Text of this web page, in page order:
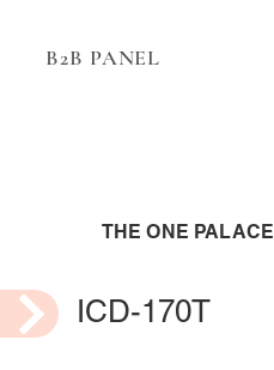
B2B PANEL
THE ONE PALACE
ICD-170T